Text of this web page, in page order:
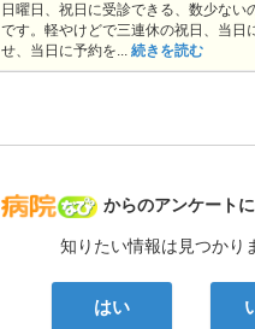
病院なび
からのアンケート
知りたい情報は見つかり
はい
日曜日、祝日に受診できる、数少ない
です。軽やけどで三連休の祝日、当日
せ、当日に予約を... 続きを読む